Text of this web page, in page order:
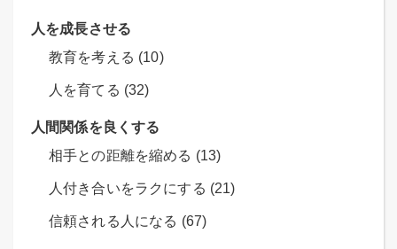
人を成長させる
教育を考える (10)
人を育てる (32)
人間関係を良くする
相手との距離を縮める (13)
人付き合いをラクにする (21)
信頼される人になる (67)